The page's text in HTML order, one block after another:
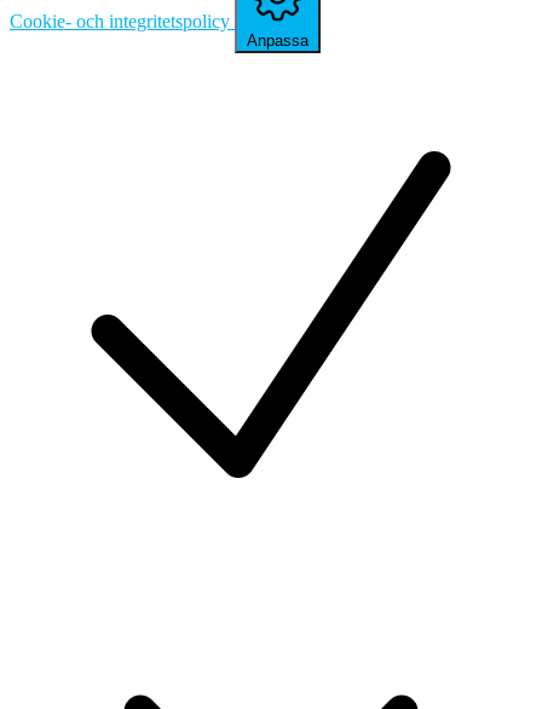
Cookie- och integritetspolicy
Anpassa